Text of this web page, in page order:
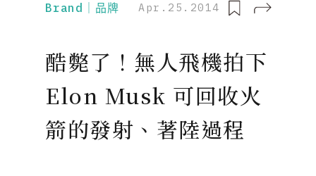
Brand｜品牌 Apr.25.2014
酷斃了！無人飛機拍下
Elon Musk 可回收火
箭的發射、著陸過程